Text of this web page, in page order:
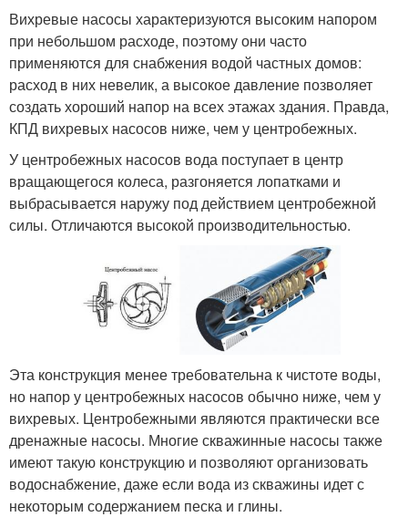
Вихревые насосы характеризуются высоким напором
при небольшом расходе, поэтому они часто
применяются для снабжения водой частных домов:
расход в них невелик, а высокое давление позволяет
создать хороший напор на всех этажах здания. Правда,
КПД вихревых насосов ниже, чем у центробежных.
У центробежных насосов вода поступает в центр
вращающегося колеса, разгоняется лопатками и
выбрасывается наружу под действием центробежной
силы. Отличаются высокой производительностью.
Эта конструкция менее требовательна к чистоте воды,
но напор у центробежных насосов обычно ниже, чем у
вихревых. Центробежными являются практически все
дренажные насосы. Многие скважинные насосы также
имеют такую конструкцию и позволяют организовать
водоснабжение, даже если вода из скважины идет с
некоторым содержанием песка и глины.